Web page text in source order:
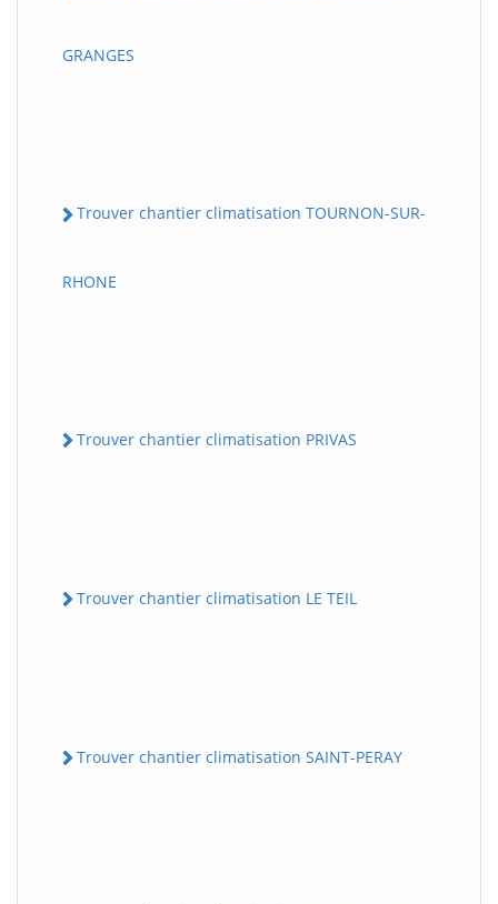
GRANGES
Trouver chantier climatisation TOURNON-SUR-
RHONE
Trouver chantier climatisation PRIVAS
Trouver chantier climatisation LE TEIL
Trouver chantier climatisation SAINT-PERAY